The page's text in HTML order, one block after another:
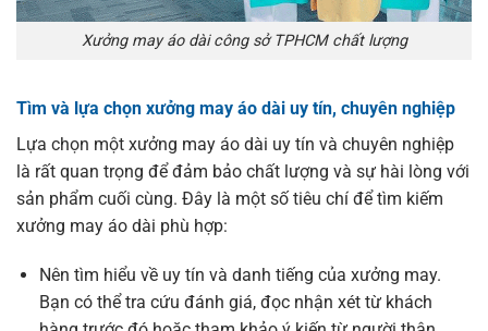
Xưởng may áo dài công sở TPHCM chất lượng
Tìm và lựa chọn xưởng may áo dài uy tín, chuyên nghiệp
Lựa chọn một xưởng may áo dài uy tín và chuyên nghiệp
là rất quan trọng để đảm bảo chất lượng và sự hài lòng với
sản phẩm cuối cùng. Đây là một số tiêu chí để tìm kiếm
xưởng may áo dài phù hợp:
Nên tìm hiểu về uy tín và danh tiếng của xưởng may.
Bạn có thể tra cứu đánh giá, đọc nhận xét từ khách